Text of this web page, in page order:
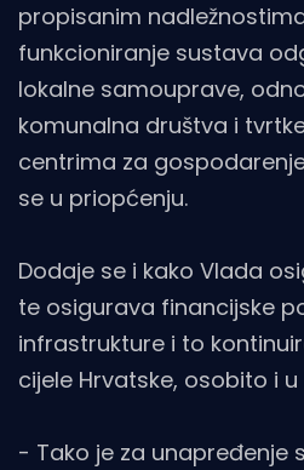
propisanim
funkcioniranje sustava
lokalne samouprave,
komunalna društva i
centrima za
se u priopćenju.
Dodaje se i kako Vlada
te osigurava financijske
infrastrukture i to
cijele Hrvatske, osobito i u
- Tako je za unapređenje